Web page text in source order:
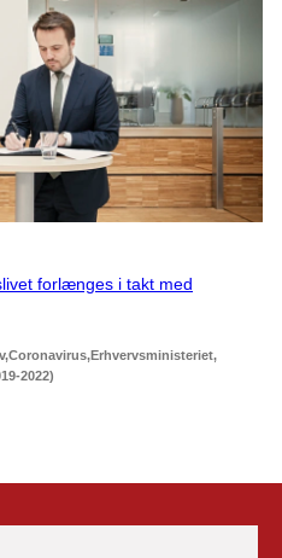
forlænges i takt med
Coronavirus Erhvervsministeriet
2022)